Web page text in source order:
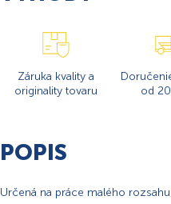
Záruka kvality a
originality tovaru
od
POPIS
Určená na práce malého